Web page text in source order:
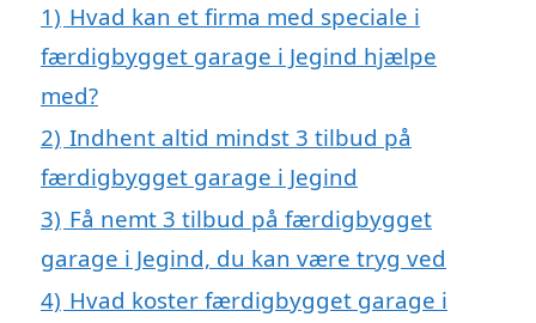
1) Hvad kan et firma med speciale i
færdigbygget garage i Jegind hjælpe
med?
2) Indhent altid mindst 3 tilbud på
færdigbygget garage i Jegind
3) Få nemt 3 tilbud på færdigbygget
garage i Jegind, du kan være tryg ved
4) Hvad koster færdigbygget garage i